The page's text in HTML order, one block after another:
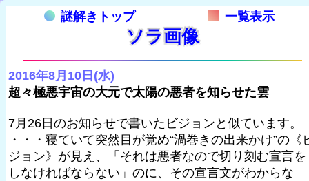
謎解きトップ 一覧表示
ソラ画像
2016年8月10日(水)
超々極悪宇宙の大元で太陽の悪者を知らせた雲
7月26日のお知らせで書いたビジョンと似ています。
・・・寝ていて突然目が覚め“渦巻きの出来かけ”の《
ジョン》が見え、「それは悪者なので切り刻む宣言を
しなければならない」のに、その宣言文がわからな